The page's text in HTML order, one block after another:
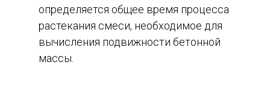
определяется общее время процесса
растекания смеси, необходимое для
вычисления подвижности бетонной
массы.